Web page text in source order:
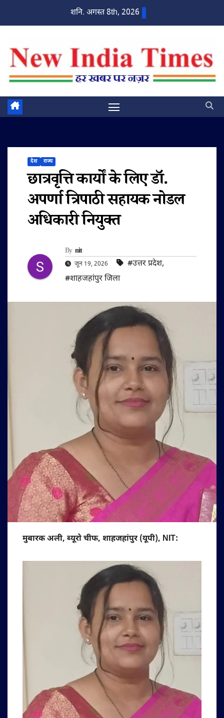
शनि. अगस्त 8th, 2026
देश राज्य
छात्रवृत्ति कार्यों के लिए डॉ.
अपर्णा त्रिपाठी सहायक नोडल
अधिकारी नियुक्त
By nit
जून 19, 2026 #उत्तर प्रदेश,
#शाहजहांपुर जिला
मुबारक अली, ब्यूरो चीफ, शाहजहांपुर (यूपी), NIT: